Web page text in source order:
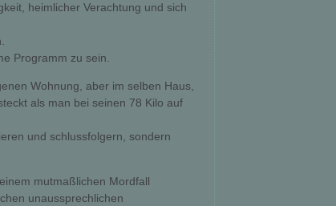
heimlicher Verachtung und sich
Programm zu sein.
Wohnung, aber im selben Haus,
als man bei seinen 78 Kilo auf
und schlussfolgern, sondern
mutmaßlichen Mordfall
unaussprechlichen